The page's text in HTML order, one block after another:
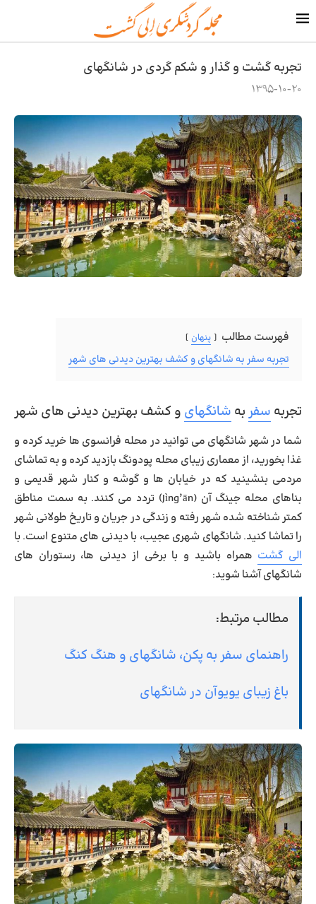
تجربه گشت و گذار و شکم گردی در شانگهای
1395-10-20
فهرست مطالب پنهان
تجربه سفر به شانگهای و کشف بهترین دیدنی های شهر
تجربه سفربه شانگهای و کشف بهترین دیدنی های شهر
شما در شهر شانگهای می توانید در محله فرانسوی ها خرید کرده و
غذا بخورید، از معماری زیبای محله پودونگ بازدید کرده و به تماشای
مردمی بنشینید که در خیابان ها و گوشه و کنار شهر قدیمی و
بناهای محله جینگ آن (Jìng’ān) تردد می کنند. به سمت مناطق
کمتر شناخته شده شهر رفته و زندگی در جریان و تاریخ طولانی شهر
را تماشا کنید. شانگهای شهری عجیب، با دیدنی های متنوع است. با
الی گشت همراه باشید و با برخی از دیدنی ها، رستوران های
شانگهای آشنا شوید:
مطالب مرتبط:
راهنمای سفر به پکن، شانگهای و هنگ کنگ
باغ زیبای یویوآن در شانگهای